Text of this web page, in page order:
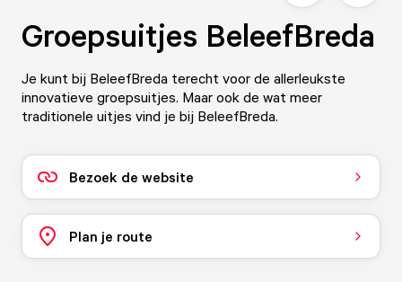
Groepsuitjes BeleefBreda
Je kunt bij BeleefBreda terecht voor de allerleukste
innovatieve groepsuitjes. Maar ook de wat meer
traditionele uitjes vind je bij BeleefBreda.
Bezoek de website
Plan je route